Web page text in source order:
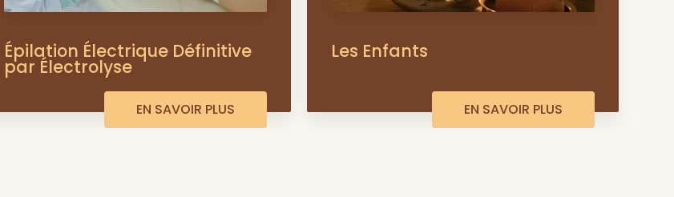
Épilation Électrique Définitive
par Électrolyse
EN SAVOIR PLUS
Les Enfants
EN SAVOIR PLUS